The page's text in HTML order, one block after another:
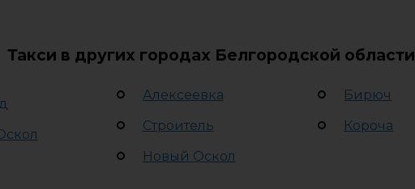
Такси в других городах Белгородской области
Алексеевка
Строитель
Новый Оскол
Бирюч
Короча